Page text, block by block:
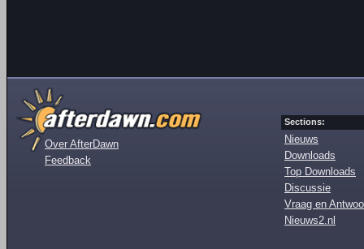
Over AfterDawn
Feedback
Sections:
Nieuws
Downloads
Top Downloads
Discussie
Vraag en
Nieuws2.nl